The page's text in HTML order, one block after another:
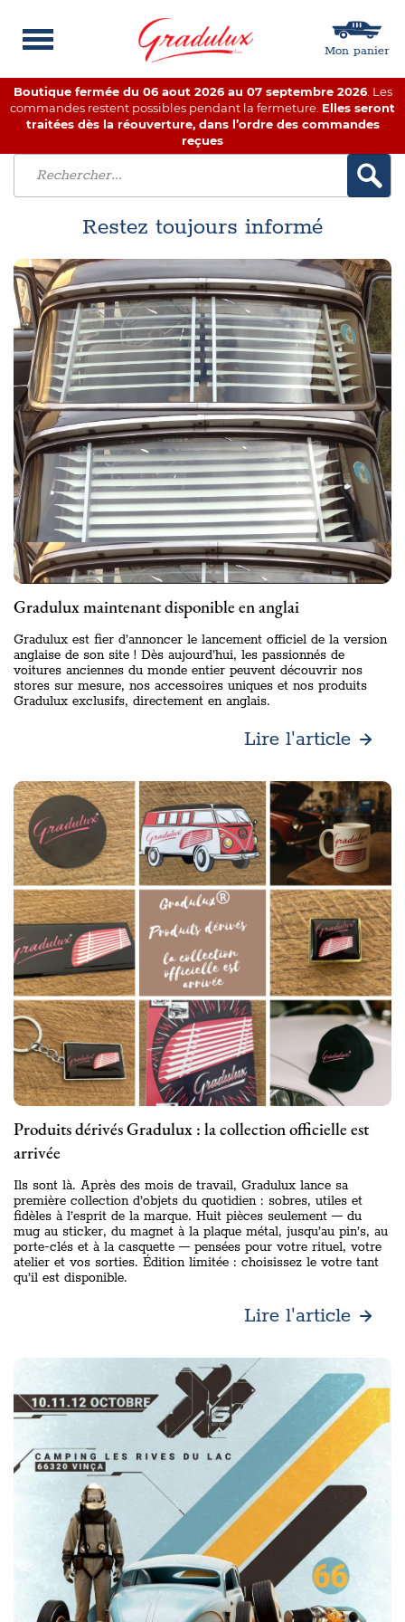
Mon panier
Boutique fermée du 06 aout 2026 au 07 septembre 2026. Les
commandes restent possibles pendant la fermeture. Elles seront
traitées dès la réouverture, dans l’ordre des commandes
reçues
Restez toujours informé
Gradulux maintenant disponible en anglai
Gradulux est fier d’annoncer le lancement officiel de la version
anglaise de son site ! Dès aujourd’hui, les passionnés de
voitures anciennes du monde entier peuvent découvrir nos
stores sur mesure, nos accessoires uniques et nos produits
Gradulux exclusifs, directement en anglais.
Lire l'article
Produits dérivés Gradulux : la collection officielle est
arrivée
Ils sont là. Après des mois de travail, Gradulux lance sa
première collection d’objets du quotidien : sobres, utiles et
fidèles à l’esprit de la marque. Huit pièces seulement — du
mug au sticker, du magnet à la plaque métal, jusqu’au pin’s, au
porte-clés et à la casquette — pensées pour votre rituel, votre
atelier et vos sorties. Édition limitée : choisissez le votre tant
qu’il est disponible.
Lire l'article